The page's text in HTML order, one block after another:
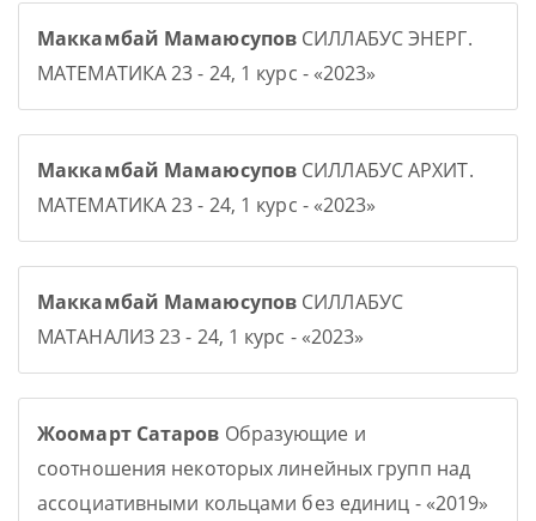
Маккамбай Мамаюсупов СИЛЛАБУС ЭНЕРГ.
МАТЕМАТИКА 23 - 24, 1 курс - «2023»
Маккамбай Мамаюсупов СИЛЛАБУС АРХИТ.
МАТЕМАТИКА 23 - 24, 1 курс - «2023»
Маккамбай Мамаюсупов СИЛЛАБУС
МАТАНАЛИЗ 23 - 24, 1 курс - «2023»
Жоомарт Сатаров Образующие и
соотношения некоторых линейных групп над
ассоциативными кольцами без единиц - «2019»